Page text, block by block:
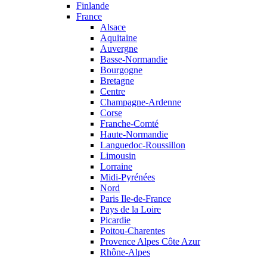
Finlande
France
Alsace
Aquitaine
Auvergne
Basse-Normandie
Bourgogne
Bretagne
Centre
Champagne-Ardenne
Corse
Franche-Comté
Haute-Normandie
Languedoc-Roussillon
Limousin
Lorraine
Midi-Pyrénées
Nord
Paris Ile-de-France
Pays de la Loire
Picardie
Poitou-Charentes
Provence Alpes Côte Azur
Rhône-Alpes